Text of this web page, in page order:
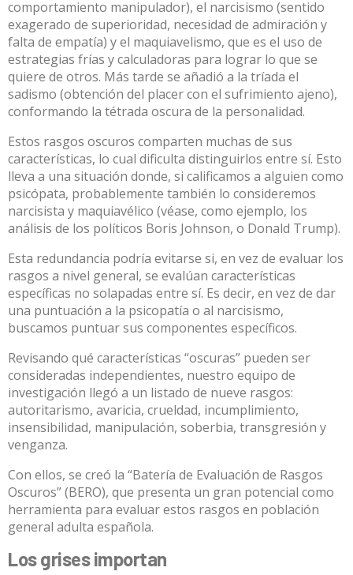
comportamiento manipulador), el narcisismo (sentido
exagerado de superioridad, necesidad de admiración y
falta de empatía) y el maquiavelismo, que es el uso de
estrategias frías y calculadoras para lograr lo que se
quiere de otros. Más tarde se añadió a la tríada el
sadismo (obtención del placer con el sufrimiento ajeno),
conformando la tétrada oscura de la personalidad.
Estos rasgos oscuros comparten muchas de sus
características, lo cual dificulta distinguirlos entre sí. Esto
lleva a una situación donde, si calificamos a alguien como
psicópata, probablemente también lo consideremos
narcisista y maquiavélico (véase, como ejemplo, los
análisis de los políticos Boris Johnson, o Donald Trump).
Esta redundancia podría evitarse si, en vez de evaluar los
rasgos a nivel general, se evalúan características
específicas no solapadas entre sí. Es decir, en vez de dar
una puntuación a la psicopatía o al narcisismo,
buscamos puntuar sus componentes específicos.
Revisando qué características “oscuras” pueden ser
consideradas independientes, nuestro equipo de
investigación llegó a un listado de nueve rasgos:
autoritarismo, avaricia, crueldad, incumplimiento,
insensibilidad, manipulación, soberbia, transgresión y
venganza.
Con ellos, se creó la “Batería de Evaluación de Rasgos
Oscuros”(BERO), que presenta un gran potencial como
herramienta para evaluar estos rasgos en población
general adulta española.
Los grises importan